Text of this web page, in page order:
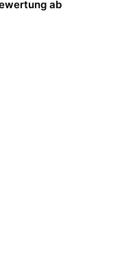
ab